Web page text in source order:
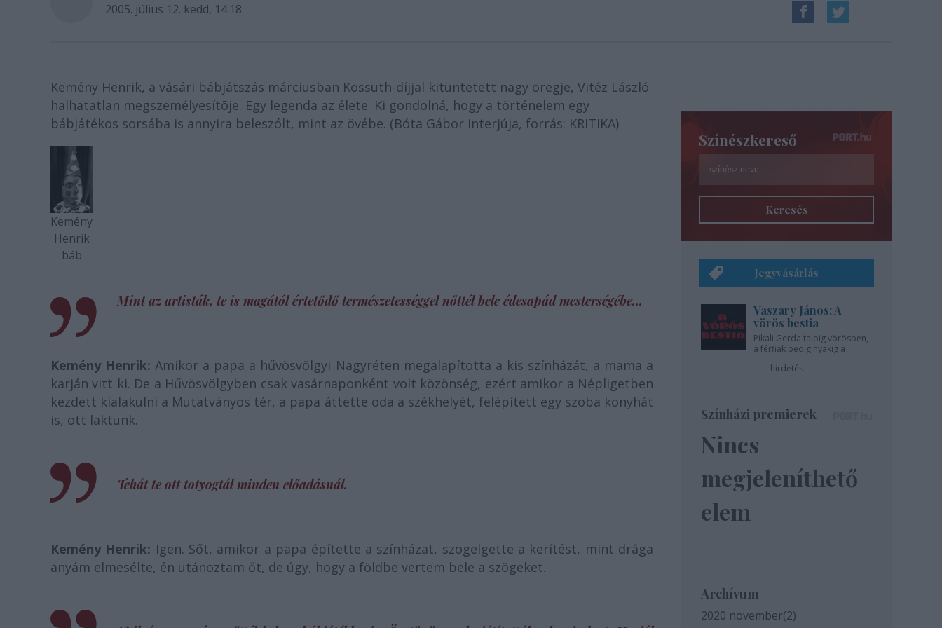
2005. július 12. kedd, 14:18
Kemény Henrik, a vásári bábjátszás márciusban Kossuth-díjjal kitüntetett nagy öregje, Vitéz László
halhatatlan megszemélyesítõje. Egy legenda az élete. Ki gondolná, hogy a történelem egy
bábjátékos sorsába is annyira beleszólt, mint az övébe. (Bóta Gábor interjúja, forrás: KRITIKA)
Kemény
Henrik
báb
Mint az artisták, te is magától értetődő természetességgel nőttél bele édesapád mesterségébe...
Kemény Henrik: Amikor a papa a hűvösvölgyi Nagyréten megalapította a kis színházát, a mama a
karján vitt ki. De a Hűvösvölgyben csak vasárnaponként volt közönség, ezért amikor a Népligetben
kezdett kialakulni a Mutatványos tér, a papa áttette oda a székhelyét, felépített egy szoba konyhát
is, ott laktunk.
Tehát te ott totyogtál minden előadásnál.
Kemény Henrik: Igen. Sőt, amikor a papa építette a színházat, szögelgette a kerítést, mint drága
anyám elmesélte, én utánoztam őt, de úgy, hogy a földbe vertem bele a szögeket.
Színészkereső
Keresés
Jegyvásárlás
Vaszary János: A
vörös bestia
Pikali Gerda talpig vörösben,
a férfiak pedig nyakig a
hirdetés
Színházi premierek
Nincs
megjeleníthető
elem
Archívum
2020 november(2)